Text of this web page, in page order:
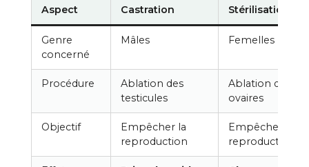
Aspect Castration Stérilisation
Genre
concerné
Mâles Femelles
Procédure
Ablation des
testicules
Ablation des
ovaires
Objectif
Empêcher la
reproduction
Empêcher la
reproduction